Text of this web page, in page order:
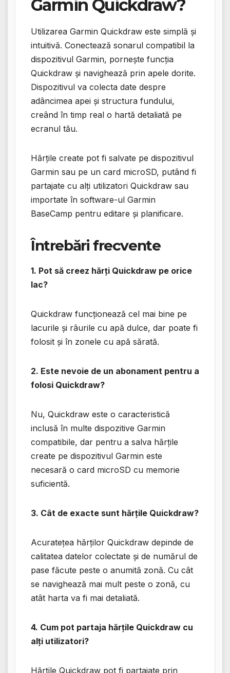
Garmin Quickdraw?
Utilizarea Garmin Quickdraw este simplă și
intuitivă. Conectează sonarul compatibil la
dispozitivul Garmin, pornește funcția
Quickdraw și navighează prin apele dorite.
Dispozitivul va colecta date despre
adâncimea apei și structura fundului,
creând în timp real o hartă detaliată pe
ecranul tău.
Hărțile create pot fi salvate pe dispozitivul
Garmin sau pe un card microSD, putând fi
partajate cu alți utilizatori Quickdraw sau
importate în software-ul Garmin
BaseCamp pentru editare și planificare.
Întrebări frecvente
1. Pot să creez hărți Quickdraw pe orice
lac?
Quickdraw funcționează cel mai bine pe
lacurile și râurile cu apă dulce, dar poate fi
folosit și în zonele cu apă sărată.
2. Este nevoie de un abonament pentru a
folosi Quickdraw?
Nu, Quickdraw este o caracteristică
inclusă în multe dispozitive Garmin
compatibile, dar pentru a salva hărțile
create pe dispozitivul Garmin este
necesară o card microSD cu memorie
suficientă.
3. Cât de exacte sunt hărțile Quickdraw?
Acuratețea hărților Quickdraw depinde de
calitatea datelor colectate și de numărul de
pase făcute peste o anumită zonă. Cu cât
se navighează mai mult peste o zonă, cu
atât harta va fi mai detaliată.
4. Cum pot partaja hărțile Quickdraw cu
alți utilizatori?
Hărțile Quickdraw pot fi partajate prin